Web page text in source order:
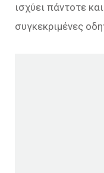
ισχύει πάντοτε
συγκεκριμένες